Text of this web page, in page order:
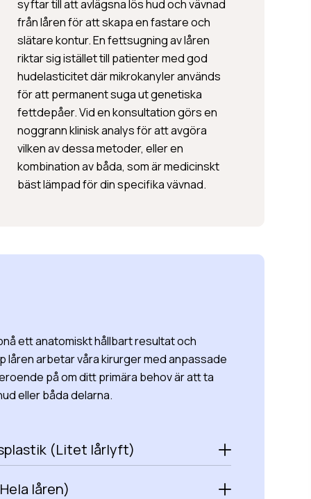
syftar till att avlägsna lös hud och vävnad
från låren för att skapa en fastare och
slätare kontur. En fettsugning av låren
riktar sig istället till patienter med god
hudelasticitet där mikrokanyler används
för att permanent suga ut genetiska
fettdepåer. Vid en konsultation görs en
noggrann klinisk analys för att avgöra
vilken av dessa metoder, eller en
kombination av båda, som är medicinskt
bäst lämpad för din specifika vävnad.
ett anatomiskt hållbart resultat och
låren arbetar våra kirurger med anpassade
på om ditt primära behov är att ta
eller båda delarna.
(Litet lårlyft)
låren)